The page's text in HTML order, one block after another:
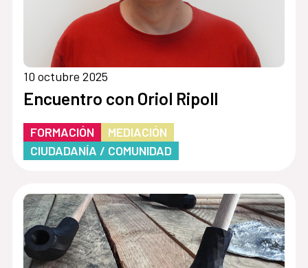
10 octubre 2025
Encuentro con Oriol Ripoll
FORMACIÓN
MEDIACIÓN
CIUDADANÍA / COMUNIDAD